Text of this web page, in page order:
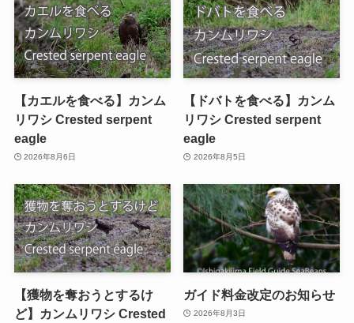
【カエルを食べる】カンム
リワシ Crested serpent
eagle
2026年8月6日
【ドバトを食べる】カンム
リワシ Crested serpent
eagle
2026年8月5日
【獲物を奪おうとするけ
ど】カンムリワシ Crested
ガイド料金改定のお知らせ
2026年8月3日